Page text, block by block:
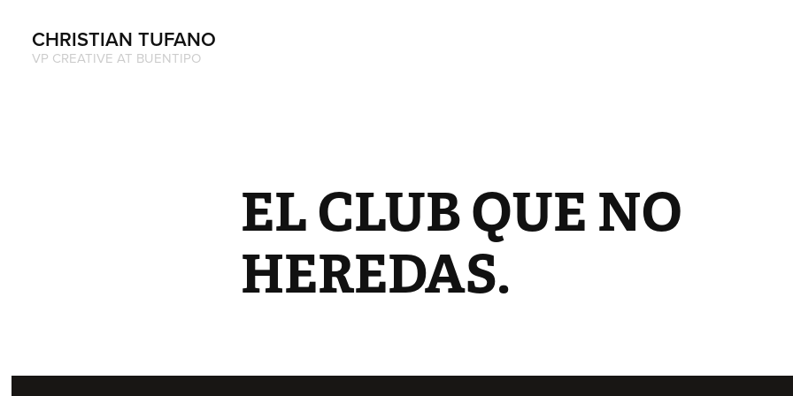
CHRISTIAN TUFANO
VP CREATIVE AT BUENTIPO
EL CLUB QUE NO
HEREDAS.